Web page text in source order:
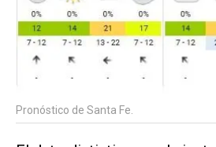
Pronóstico de Santa Fe.